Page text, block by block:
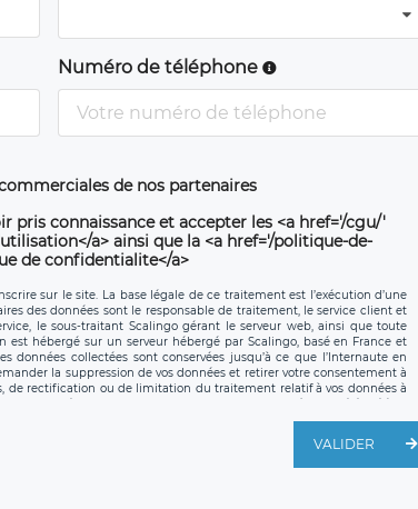
Numéro de téléphone
de nos partenaires
pris connaissance et accepter les <a href='/cgu/'
a> ainsi que la <a href='/politique-de-
de confidentialite</a>
sur le site. La base légale de ce traitement est l’exécution d’une
des données sont le responsable de traitement, le service client et
le sous-traitant Scalingo gérant le serveur web, ainsi que toute
est hébergé sur un serveur hébergé par Scalingo, basé en France et
données collectées sont conservées jusqu’à ce que l’Internaute en
la suppression de vos données et retirer votre consentement à
de rectification ou de limitation du traitement relatif à vos données à
données. Vous pouvez exercer ces droits auprès du délégué à la
social de LÉGAVOX et est joignable à l’adresse mail suivante :
Vous avez également le droit d’introduire une réclamation
VALIDER